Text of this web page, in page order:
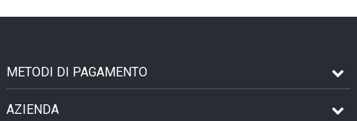
METODI DI PAGAMENTO
AZIENDA